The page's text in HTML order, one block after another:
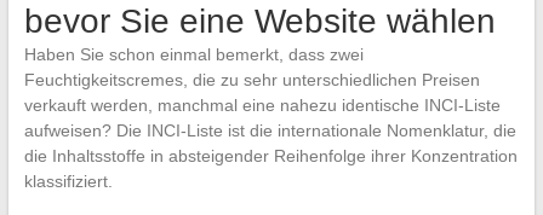
bevor Sie eine Website wählen
Haben Sie schon einmal bemerkt, dass zwei
Feuchtigkeitscremes, die zu sehr unterschiedlichen Preisen
verkauft werden, manchmal eine nahezu identische INCI-Liste
aufweisen? Die INCI-Liste ist die internationale Nomenklatur, die
die Inhaltsstoffe in absteigender Reihenfolge ihrer Konzentration
klassifiziert.